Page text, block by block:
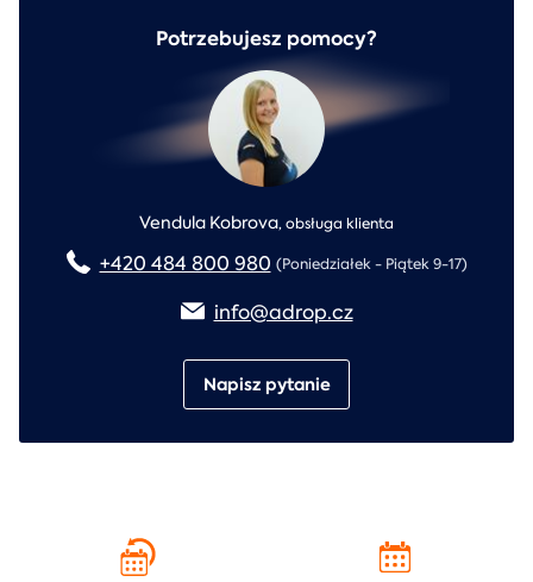
Potrzebujesz pomocy?
Vendula Kobrova,obsługa klienta
+420 484 800 980 (Poniedziałek - Piątek 9-17)
info@adrop.cz
Napisz pytanie